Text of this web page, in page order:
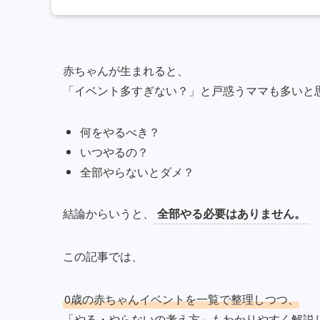
赤ちゃんが生まれると、
「イベント多すぎない？」と戸惑うママも多いと
何をやるべき？
いつやるの？
全部やらないとダメ？
結論からいうと、 全部やる必要はありません。
この記事では、
0歳の赤ちゃんイベントを一覧で整理しつつ、